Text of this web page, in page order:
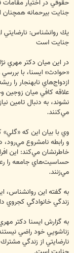
حقوقي در اختيار
جنايت بيرحمانه همچنان
يك روانشناس: نارضايتي
جنايت است
در اين ميان دكتر مهري
«حوادث» ايسنا، با
ازدواج‌هاي نابهنجار را
علاقه كافي ميان زوجين
نشوند، به دنبال تامين
مي‌كنند.
وي با بيان اين كه
و رابطه نامشروع
خاطرنشان مي‌كند: اين
حساسيت‌هاي جامعه را
مي‌زنند.
به گفته اين روانشناس،
زندگي خانوادگي كجروي
به گزارش ايسنا دكتر مهري
زناشويي خود راضي
نارضايتي از زندگي